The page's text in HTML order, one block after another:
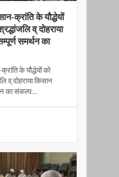
क्रांति के यौद्धेयों
व् दोहराया
समर्थन का
के यौद्धेयों को
व् दोहराया किसान
का संकल्प:...